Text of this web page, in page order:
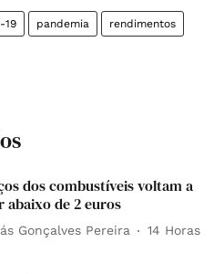
19 pandemia rendimentos
dos combustíveis voltam a
abaixo de 2 euros
Gonçalves Pereira 14 Horas